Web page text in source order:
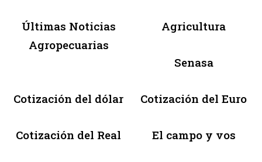
Últimas Noticias
Agropecuarias
Agricultura
Senasa
Cotización del dólar Cotización del Euro
Cotización del Real El campo y vos